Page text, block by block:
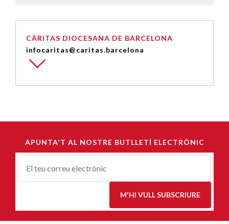
CÀRITAS DIOCESANA DE BARCELONA
infocaritas@caritas.barcelona
APUNTA'T AL NOSTRE BUTLLETÍ ELECTRÒNIC
Correu-
M'HI VULL SUBSCRIURE